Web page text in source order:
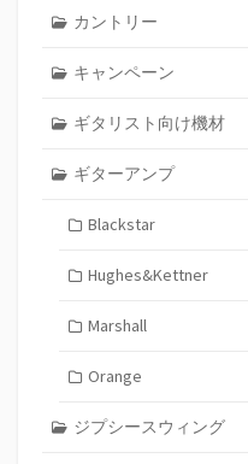
カントリー
キャンペーン
ギタリスト向け機材
ギターアンプ
Blackstar
Hughes&Kettner
Marshall
Orange
ジプシースウィング